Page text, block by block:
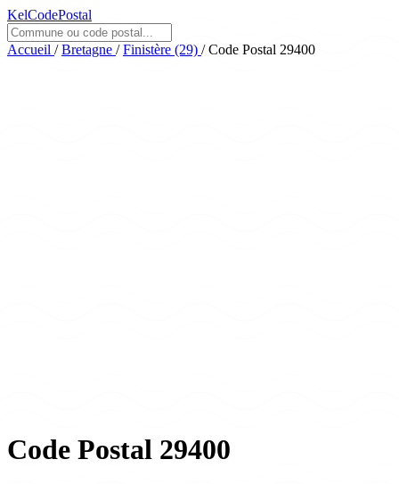
KelCodePostal
Accueil / Bretagne / Finistère (29) / Code Postal 29400
Code Postal 29400